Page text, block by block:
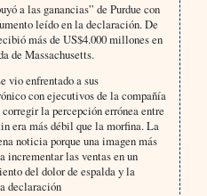
a las ganancias” de Purdue con
leído en la declaración. De
más de US$4.000 millones en
de Massachusetts.
vio enfrentado a sus
con ejecutivos de la compañía
la percepción errónea entre
era más débil que la morfina. La
noticia porque una imagen más
incrementar las ventas en un
del dolor de espalda y la
declaración